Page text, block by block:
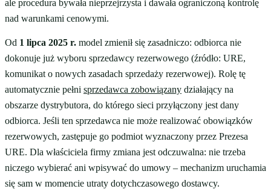
ale procedura bywała nieprzejrzysta i dawała ograniczoną kontrolę
nad warunkami cenowymi.
Od 1 lipca 2025 r. model zmienił się zasadniczo: odbiorca nie
dokonuje już wyboru sprzedawcy rezerwowego (źródło: URE,
komunikat o nowych zasadach sprzedaży rezerwowej). Rolę tę
automatycznie pełni sprzedawca zobowiązany działający na
obszarze dystrybutora, do którego sieci przyłączony jest dany
odbiorca. Jeśli ten sprzedawca nie może realizować obowiązków
rezerwowych, zastępuje go podmiot wyznaczony przez Prezesa
URE. Dla właściciela firmy zmiana jest odczuwalna: nie trzeba
niczego wybierać ani wpisywać do umowy – mechanizm uruchamia
się sam w momencie utraty dotychczasowego dostawcy.